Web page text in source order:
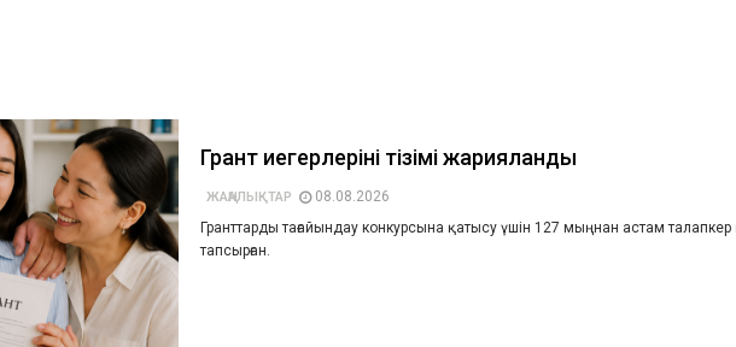
Грант иегерлерінің тізімі жарияланды
ЖАҢАЛЫҚТАР
08.08.2026
Гранттарды тағайындау конкурсына қатысу үшін 127 мыңнан астам талапкер
тапсырған.